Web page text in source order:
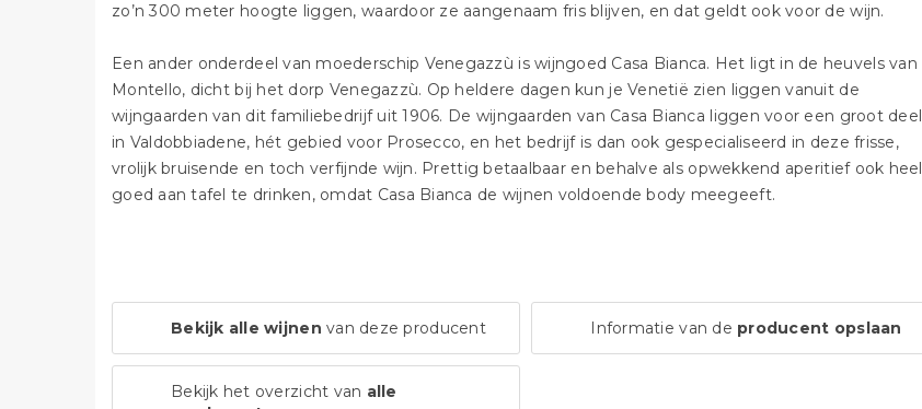
zo’n 300 meter hoogte liggen, waardoor ze aangenaam fris blijven, en dat geldt ook voor de wijn.
Een ander onderdeel van moederschip Venegazzù is wijngoed Casa Bianca. Het ligt in de heuvels van
Montello, dicht bij het dorp Venegazzù. Op heldere dagen kun je Venetië zien liggen vanuit de
wijngaarden van dit familiebedrijf uit 1906. De wijngaarden van Casa Bianca liggen voor een groot deel
in Valdobbiadene, hét gebied voor Prosecco, en het bedrijf is dan ook gespecialiseerd in deze frisse,
vrolijk bruisende en toch verfijnde wijn. Prettig betaalbaar en behalve als opwekkend aperitief ook heel
goed aan tafel te drinken, omdat Casa Bianca de wijnen voldoende body meegeeft.
Bekijk alle wijnen van deze producent Informatie van de producent opslaan
Bekijk het overzicht van alle